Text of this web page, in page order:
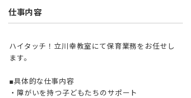
仕事内容
ハイタッチ！立川幸教室にて保育業務をお任せし
ます。
■具体的な仕事内容
・障がいを持つ子どもたちのサポート